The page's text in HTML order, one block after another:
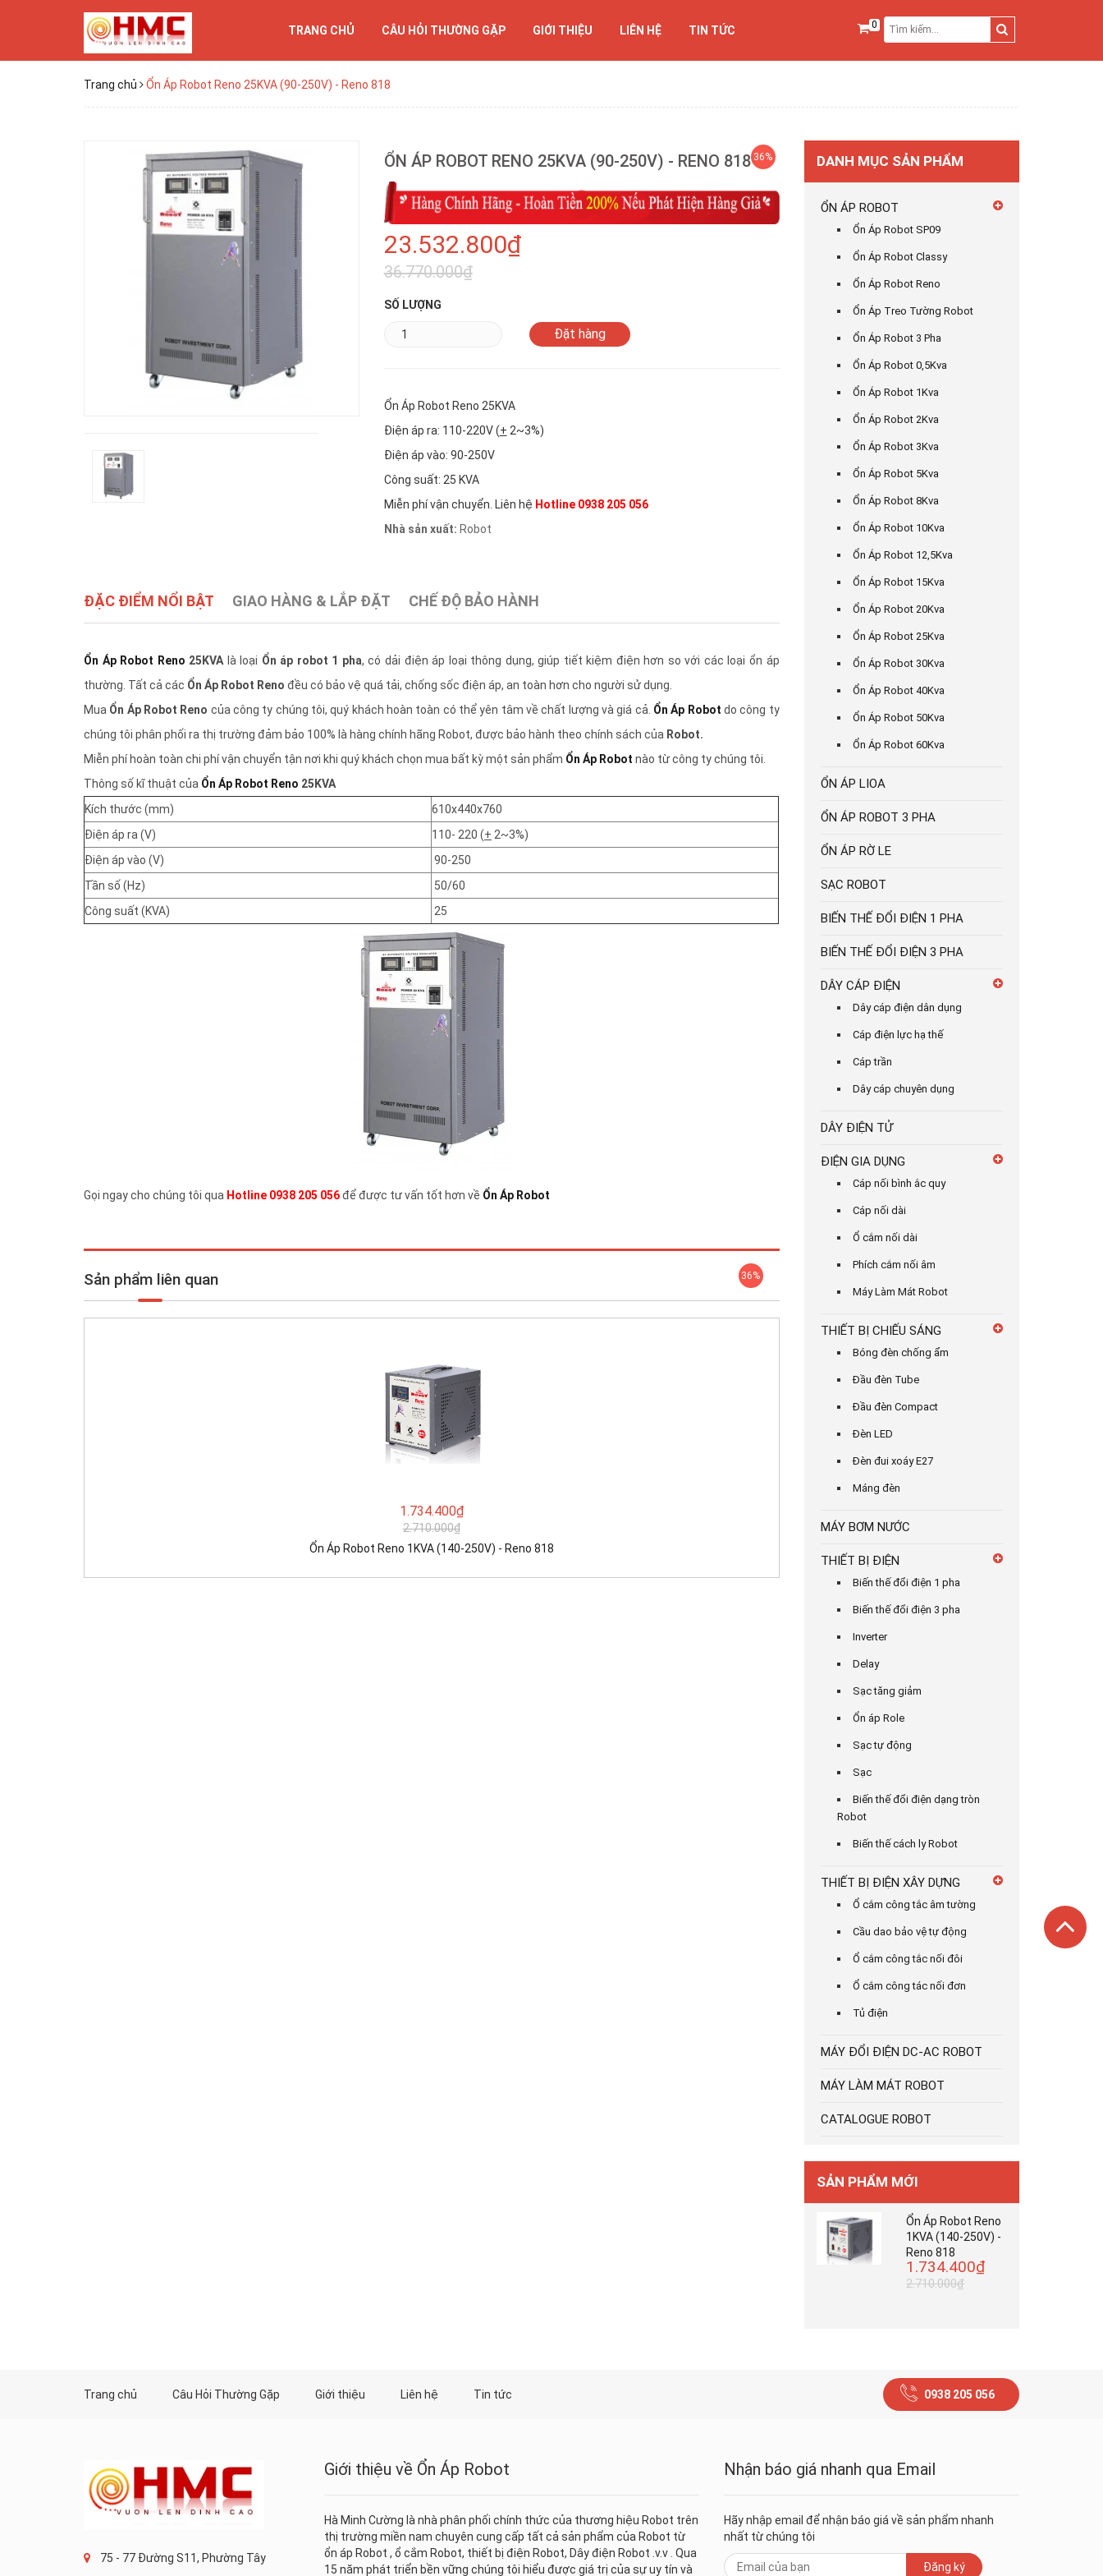
TRANG CHỦ CÂU HỎI THƯỜNG GẶP GIỚI THIỆU LIÊN HỆ TIN TỨC 0
Trang chủ Ổn Áp Robot Reno 25KVA (90-250V) - Reno 818
ỔN ÁP ROBOT RENO 25KVA (90-250V) - RENO 818
23.532.800₫
36.770.000₫
36%
SỐ LƯỢNG
Ổn Áp Robot Reno 25KVA
Điện áp ra: 110-220V (+ 2~3%)
Điện áp vào: 90-250V
Công suất: 25 KVA
Miễn phí vận chuyển. Liên hệ Hotline 0938 205 056
Nhà sản xuất: Robot
ĐẶC ĐIỂM NỔI BẬT GIAO HÀNG & LẮP ĐẶT CHẾ ĐỘ BẢO HÀNH
Ổn Áp Robot Reno 25KVA là loại Ổn áp robot 1 pha, có dải điện áp loại thông dụng, giúp tiết kiệm điện hơn so với các loại ổn áp
thường. Tất cả các Ổn Áp Robot Reno đều có bảo vệ quá tải, chống sốc điện áp, an toàn hơn cho người sử dụng.
Mua Ổn Áp Robot Reno của công ty chúng tôi, quý khách hoàn toàn có thể yên tâm về chất lượng và giá cả. Ổn Áp Robot do công ty
chúng tôi phân phối ra thị trường đảm bảo 100% là hàng chính hãng Robot, được bảo hành theo chính sách của Robot.
Miễn phí hoàn toàn chi phí vận chuyển tận nơi khi quý khách chọn mua bất kỳ một sản phẩm Ổn Áp Robot nào từ công ty chúng tôi.
Thông số kĩ thuật của Ổn Áp Robot Reno 25KVA
Kích thước (mm)
610x440x760
Điện áp ra (V)
110- 220 (+ 2~3%)
Điện áp vào (V)
90-250
Tần số (Hz)
50/60
Công suất (KVA)
25
Gọi ngay cho chúng tôi qua Hotline 0938 205 056để được tư vấn tốt hơn về Ổn Áp Robot
Sản phẩm liên quan
1.734.400₫
2.710.000₫
Ổn Áp Robot Reno 1KVA (140-250V) - Reno 818
36%
DANH MỤC SẢN PHẨM
ỔN ÁP ROBOT
Ổn Áp Robot SP09
Ổn Áp Robot Classy
Ổn Áp Robot Reno
Ổn Áp Treo Tường Robot
Ổn Áp Robot 3 Pha
Ổn Áp Robot 0,5Kva
Ổn Áp Robot 1Kva
Ổn Áp Robot 2Kva
Ổn Áp Robot 3Kva
Ổn Áp Robot 5Kva
Ổn Áp Robot 8Kva
Ổn Áp Robot 10Kva
Ổn Áp Robot 12,5Kva
Ổn Áp Robot 15Kva
Ổn Áp Robot 20Kva
Ổn Áp Robot 25Kva
Ổn Áp Robot 30Kva
Ổn Áp Robot 40Kva
Ổn Áp Robot 50Kva
Ổn Áp Robot 60Kva
ỔN ÁP LIOA
ỔN ÁP ROBOT 3 PHA
ỔN ÁP RỜ LE
SẠC ROBOT
BIẾN THẾ ĐỔI ĐIỆN 1 PHA
BIẾN THẾ ĐỔI ĐIỆN 3 PHA
DÂY CÁP ĐIỆN
Dây cáp điện dân dụng
Cáp điện lực hạ thế
Cáp trần
Dây cáp chuyên dụng
DÂY ĐIỆN TỬ
ĐIỆN GIA DỤNG
Cáp nối bình ắc quy
Cáp nối dài
Ổ cắm nối dài
Phích cắm nối âm
Máy Làm Mát Robot
THIẾT BỊ CHIẾU SÁNG
Bóng đèn chống ẩm
Đầu đèn Tube
Đầu đèn Compact
Đèn LED
Đèn đui xoáy E27
Máng đèn
MÁY BƠM NƯỚC
THIẾT BỊ ĐIỆN
Biến thế đổi điện 1 pha
Biến thế đổi điện 3 pha
Inverter
Delay
Sạc tăng giảm
Ổn áp Role
Sạc tự động
Sạc
Biến thế đổi điện dạng tròn
Robot
Biến thế cách ly Robot
THIẾT BỊ ĐIỆN XÂY DỰNG
Ổ cắm công tắc âm tường
Cầu dao bảo vệ tự động
Ổ cắm công tắc nối đôi
Ổ cắm công tác nối đơn
Tủ điện
MÁY ĐỔI ĐIỆN DC-AC ROBOT
MÁY LÀM MÁT ROBOT
CATALOGUE ROBOT
SẢN PHẨM MỚI
Ổn Áp Robot Reno
1KVA (140-250V) -
Reno 818
1.734.400₫
2.710.000₫
Trang chủ Câu Hỏi Thường Gặp Giới thiệu Liên hệ Tin tức 0938 205 056
75 - 77 Đường S11, Phường Tây
Giới thiệu về Ổn Áp Robot
Hà Minh Cường là nhà phân phối chính thức của thương hiệu Robot trên
thị trường miền nam chuyên cung cấp tất cả sản phẩm của Robot từ
ổn áp Robot , ổ cắm Robot, thiết bị điện Robot, Dây điện Robot .v.v . Qua
15 năm phát triển bền vững chúng tôi hiểu được giá trị của sự uy tín và
Nhận báo giá nhanh qua Email
Hãy nhập email để nhận báo giá về sản phẩm nhanh
nhất từ chúng tôi
Đăng ký